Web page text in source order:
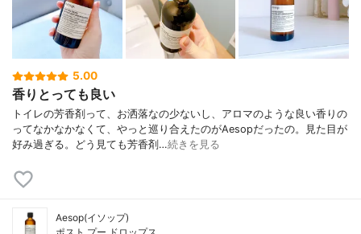
5.00
香りとっても良い
トイレの芳香剤って、お洒落なの少ないし、アロマのような良い香りの
ってなかなかなくて、やっと巡り合えたのがAesopだったの。見た目が
好み過ぎる。どう見ても芳香剤…続きを見る
Aesop(イソップ)